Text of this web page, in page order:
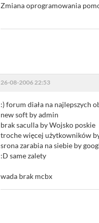
Zmiana oprogramowania
26-08-2006 22:53
:) forum diała na najlepszych
new soft by admin
brak saculla by Wojsko poskie
troche więcej użytkowników
srona zarabia na siebie by
:D same zalety
wada brak mcbx